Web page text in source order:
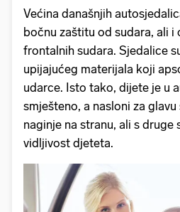
Većina današnjih
bočnu zaštitu od sudara, ali i
frontalnih sudara. Sjedalice
upijajućeg materijala koji
udarce. Isto tako, dijete je u
smješteno, a nasloni za
naginje na stranu, ali s druge
vidljivost djeteta.